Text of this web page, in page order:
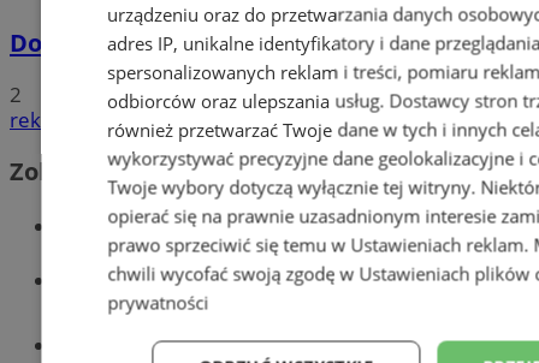
Dowody osobiste z odciskami palców
2
reklama
Zobacz również
Wiadomości kryminalne w Tychach
Wiadomości lokalne
Części samochodowe do -70%!
urządzeniu oraz do przetwarzania danych
adres IP, unikalne identyfikatory i dane
spersonalizowanych reklam i treści, pomiaru
odbiorców oraz ulepszania usług. Dostawcy stron
również przetwarzać Twoje dane w tych i innych
wykorzystywać precyzyjne dane geolokalizacyjne i
Twoje wybory dotyczą wyłącznie tej witryny.
opierać się na prawnie uzasadnionym interesie
prawo sprzeciwić się temu w Ustawieniach reklam.
chwili wycofać swoją zgodę w Ustawieniach plików
prywatności